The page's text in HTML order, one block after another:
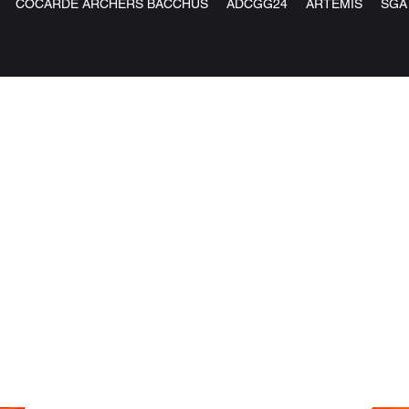
COCARDE ARCHERS BACCHUS ADCGG24 ARTEMIS SGA